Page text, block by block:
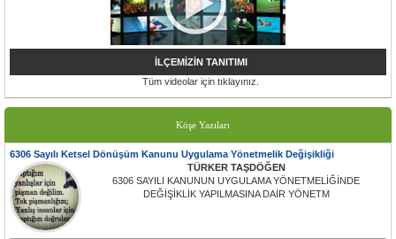
İLÇEMİZİN TANITIMI
Tüm videolar için tıklayınız.
Köşe Yazıları
6306 Sayılı Ketsel Dönüşüm Kanunu Uygulama Yönetmelik Değişikliği
TÜRKER TAŞDÖĞEN
6306 SAYILI KANUNUN UYGULAMA YÖNETMELİĞİNDE
DEĞİŞİKLİK YAPILMASINA DAİR YÖNETM